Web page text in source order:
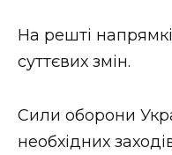
На решті
суттєвих змін.
Сили оборони
необхідних